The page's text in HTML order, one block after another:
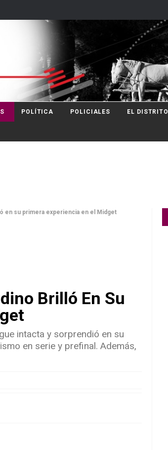
POLÍTICA POLICIALES EL DISTRITO
en su primera experiencia en el Midget
Brilló En Su
intacta y sorprendió en su
en serie y prefinal. Además,